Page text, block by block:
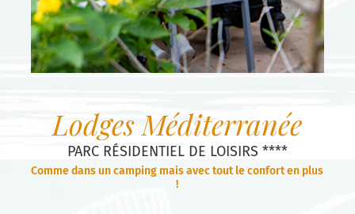
Lodges Méditerranée
PARC RÉSIDENTIEL DE LOISIRS ****
Comme dans un camping mais avec tout le confort en plus
!